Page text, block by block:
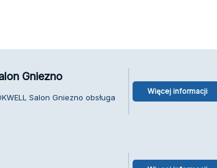
Gniezno
Salon Gniezno obsługa
Więcej informacji